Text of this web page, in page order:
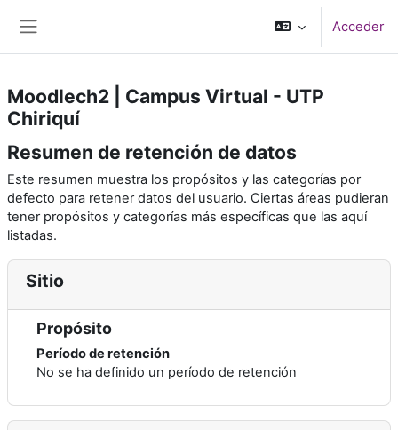
Acceder
Moodlech2 | Campus Virtual - UTP
Chiriquí
Resumen de retención de datos
Este resumen muestra los propósitos y las categorías por
defecto para retener datos del usuario. Ciertas áreas pudieran
tener propósitos y categorías más específicas que las aquí
listadas.
Sitio
Propósito
Período de retención
No se ha definido un período de retención